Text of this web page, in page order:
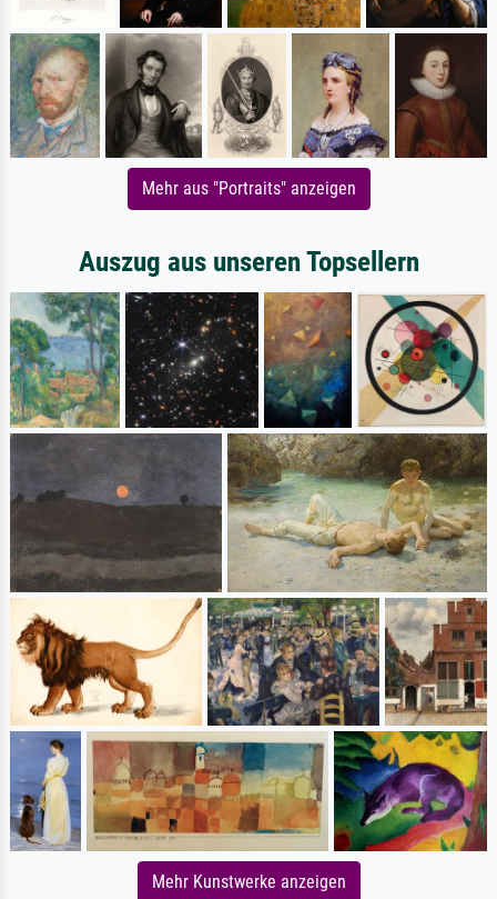
Mehr aus "Portraits" anzeigen
Auszug aus unseren Topsellern
Mehr Kunstwerke anzeigen